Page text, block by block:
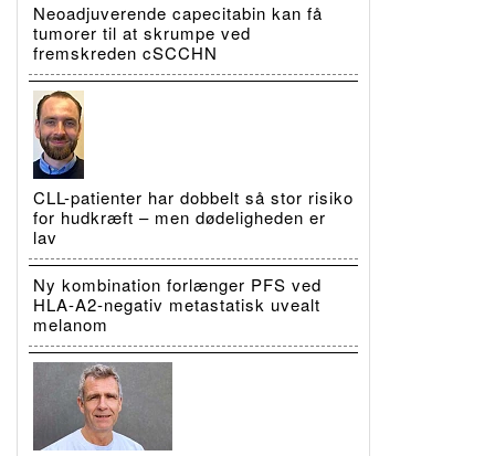
Neoadjuverende capecitabin kan få
tumorer til at skrumpe ved
fremskreden cSCCHN
CLL-patienter har dobbelt så stor risiko
for hudkræft – men dødeligheden er
lav
Ny kombination forlænger PFS ved
HLA-A2-negativ metastatisk uvealt
melanom